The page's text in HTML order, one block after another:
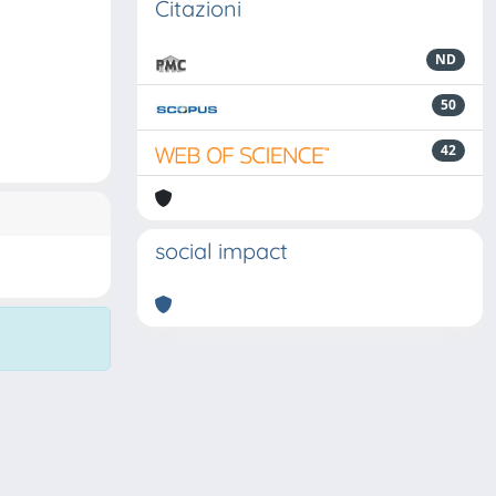
Citazioni
ND
50
42
social impact